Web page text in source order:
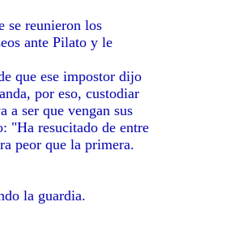
reunieron los
ante Pilato y le
ese impostor dijo
por eso, custodiar
a ser que vengan sus
"Ha resucitado de entre
peor que la primera.
la guardia.